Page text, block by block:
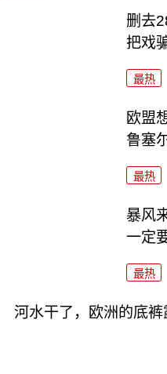
删去
把戏
最热
欧盟
鲁塞
最热
暴风
一定
最热
河水干了，欧洲的底裤